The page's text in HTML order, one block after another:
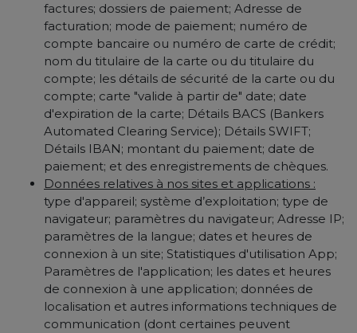
factures; dossiers de paiement; Adresse de
facturation; mode de paiement; numéro de
compte bancaire ou numéro de carte de crédit;
nom du titulaire de la carte ou du titulaire du
compte; les détails de sécurité de la carte ou du
compte; carte "valide à partir de" date; date
d'expiration de la carte; Détails BACS (Bankers
Automated Clearing Service); Détails SWIFT;
Détails IBAN; montant du paiement; date de
paiement; et des enregistrements de chèques.
Données relatives à nos sites et applications :
type d'appareil; système d’exploitation; type de
navigateur; paramètres du navigateur; Adresse IP;
paramètres de la langue; dates et heures de
connexion à un site; Statistiques d'utilisation App;
Paramètres de l'application; les dates et heures
de connexion à une application; données de
localisation et autres informations techniques de
communication (dont certaines peuvent